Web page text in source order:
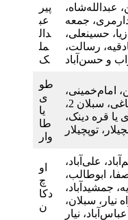
پیر
عب
دال
مل
ک
عبدالله‌شاه،
جمعه
حسینعلی،
رسالت،
و حسن‌آباد
طو
ی
یا
طا
وار
امام‌خمینی،
قدس و کوچه اسلامی یا شاه باغی، سبلان 2،
قره دینک،
توپچیلار
او
چ
دکا
ن
علی‌آباد،
ابوطالب،
جمشیدآباد،
نیار، سبلان،
نیار